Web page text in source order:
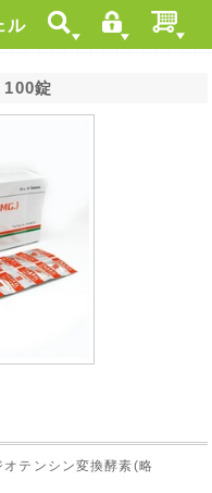
ル
錠
テンシン変換酵素(略